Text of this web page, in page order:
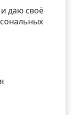
и даю своё